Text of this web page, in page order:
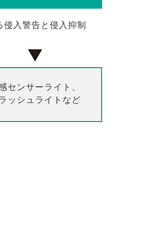
侵入警告と侵入抑制
センサーライト、
ッシュライトなど